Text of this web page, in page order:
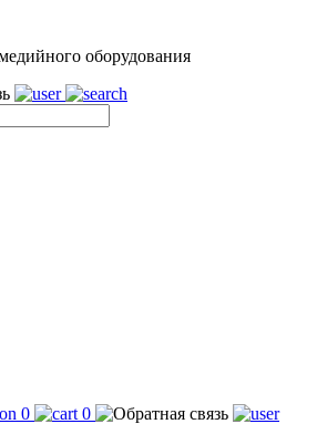
оборудования
0 0